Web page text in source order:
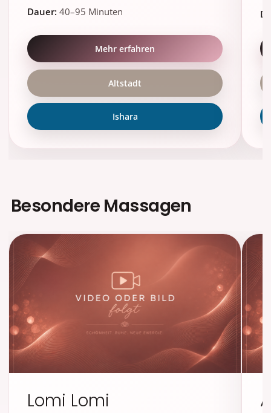
Dauer: 40–95 Minuten
Mehr erfahren
Altstadt
Ishara
Besondere Massagen
Lomi Lomi